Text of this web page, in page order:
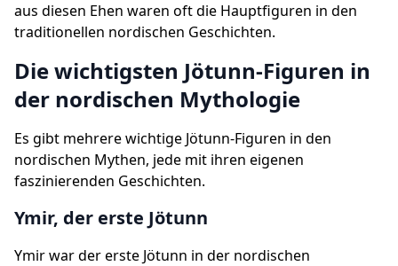
aus diesen Ehen waren oft die Hauptfiguren in den
traditionellen nordischen Geschichten.
Die wichtigsten Jötunn-Figuren in
der nordischen Mythologie
Es gibt mehrere wichtige Jötunn-Figuren in den
nordischen Mythen, jede mit ihren eigenen
faszinierenden Geschichten.
Ymir, der erste Jötunn
Ymir war der erste Jötunn in der nordischen